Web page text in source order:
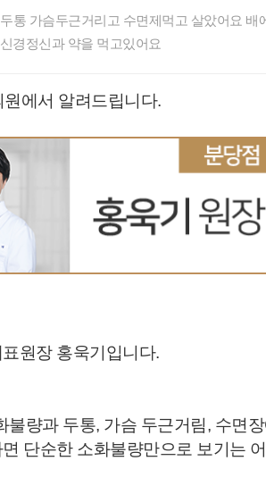
통 가슴두근거리고 수면제먹고 살았어요 배
경정신과 약을 먹고있어요
원에서 알려드립니다.
원장 홍욱기입니다.
불량과 두통, 가슴 두근거림, 수면
단순한 소화불량만으로 보기는